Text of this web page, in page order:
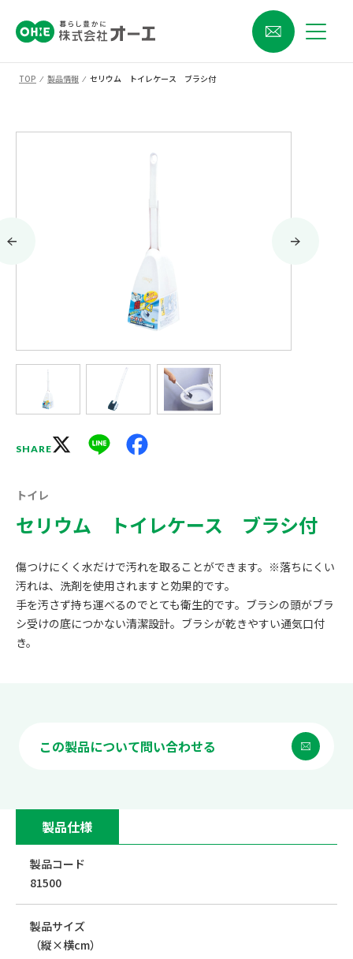
TOP ⁄ 製品情報 ⁄ セリウム トイレケース ブラシ付
SHARE Line
トイレ
セリウム トイレケース ブラシ付
傷つけにくく水だけで汚れを取ることができます。※落ちにくい
汚れは、洗剤を使用されますと効果的です。
手を汚さず持ち運べるのでとても衛生的です。ブラシの頭がブラ
シ受けの底につかない清潔設計。ブラシが乾きやすい通気口付
き。
製品仕様
製品コード
81500
製品サイズ
（縦×横cm）
この製品について問い合わせる